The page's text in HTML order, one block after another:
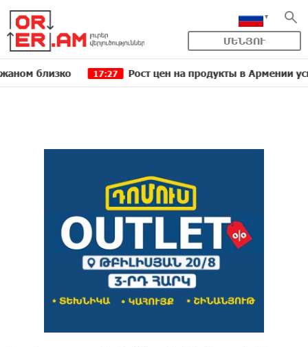
ՄԵՆՅՈՒ
17:27 Рост цен на продукты в Армении